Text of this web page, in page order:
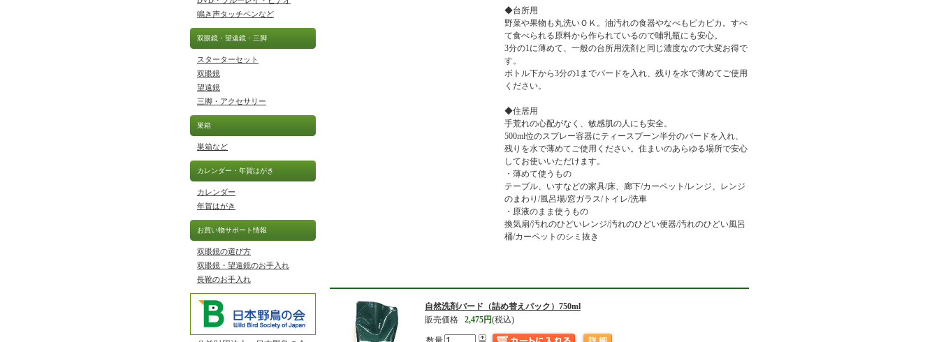
鳴き声タッチペンなど
双眼鏡・望遠鏡・三脚
スターターセット
双眼鏡
望遠鏡
三脚・アクセサリー
巣箱
巣箱など
カレンダー・年賀はがき
カレンダー
年賀はがき
お買い物サポート情報
双眼鏡の選び方
双眼鏡・望遠鏡のお手入れ
長靴のお手入れ
◆台所用
野菜や果物も丸洗いＯＫ。油汚れの食器やなべもピカピカ。すべ
て食べられる原料から作られているので哺乳瓶にも安心。
3分の1に薄めて、一般の台所用洗剤と同じ濃度なので大変お得で
す。
ボトル下から3分の1までバードを入れ、残りを水で薄めてご使用
ください。
◆住居用
手荒れの心配がなく、敏感肌の人にも安全。
500ml位のスプレー容器にティースプーン半分のバードを入れ、
残りを水で薄めてご使用ください。住まいのあらゆる場所で安心
してお使いいただけます。
・薄めて使うもの
テーブル、いすなどの家具/床、廊下/カーペット/レンジ、レンジ
のまわり/風呂場/窓ガラス/トイレ/洗車
・原液のまま使うもの
換気扇/汚れのひどいレンジ/汚れのひどい便器/汚れのひどい風呂
桶/カーペットのシミ抜き
自然洗剤バード（詰め替えパック）750ml
販売価格
2,475円(税込)